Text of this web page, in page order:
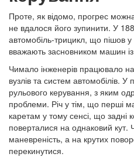
Проте, як відомо, прогрес
не вдалося його зупинити. У
автомобіль-трицикл, що пішов
вважають засновником машин
Чимало інженерів працювало
вузлів та систем автомобілів. У
рульового керування, з яким
проблеми. Річ у тім, що перші
каретам у тому сенсі, що задні
поверталися на однаковий кут.
маневреність, а на крутих
перекинутися.